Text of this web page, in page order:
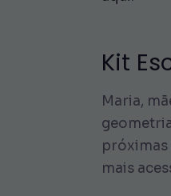
Kit
Maria,
próximas
mais